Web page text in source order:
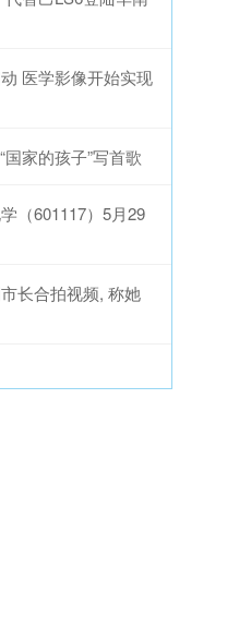
医学影像开始实现
家的孩子”写首歌
（601117）5月29
长合拍视频, 称她